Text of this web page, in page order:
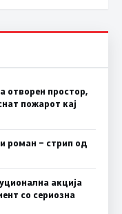
отворен простор,
пожарот кај
роман – стрип од
акција
со сериозна